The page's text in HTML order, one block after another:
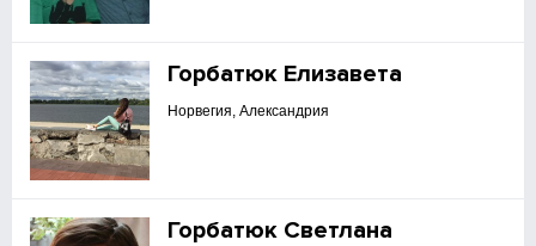
Горбатюк Елизавета
Норвегия, Александрия
Горбатюк Светлана